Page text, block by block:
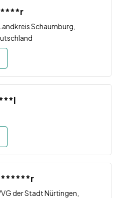
Schaumburg,
der Stadt Nürtingen,